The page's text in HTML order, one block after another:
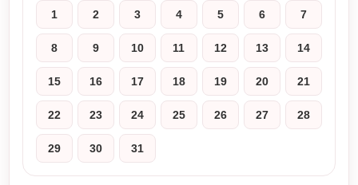
1 2 3 4 5 6 7
8 9 10 11 12 13 14
15 16 17 18 19 20 21
22 23 24 25 26 27 28
29 30 31